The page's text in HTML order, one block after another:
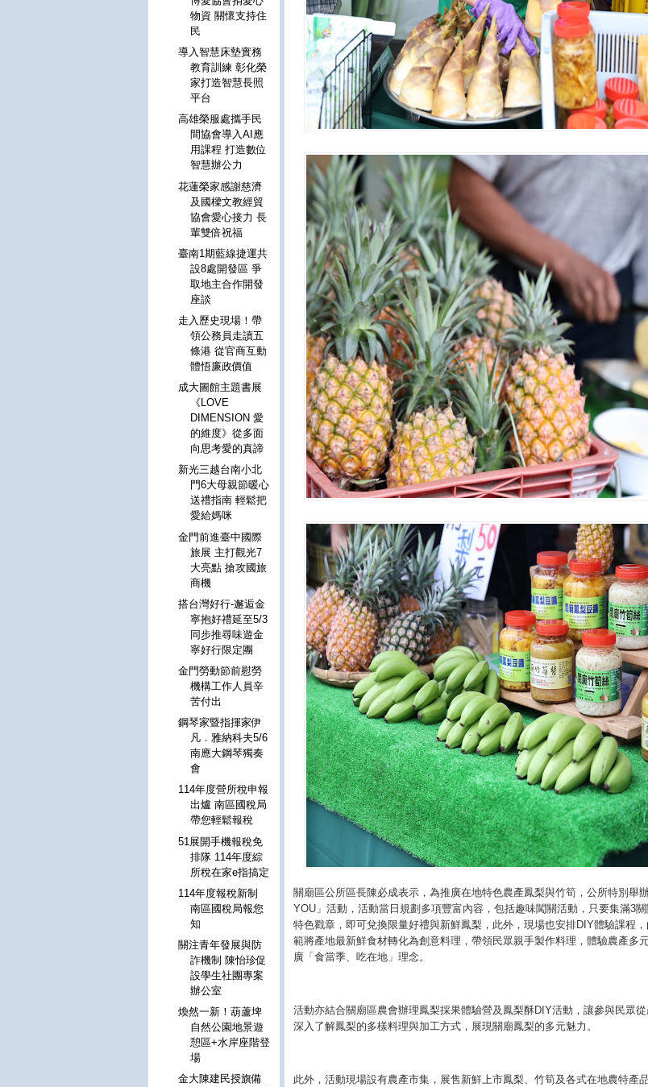
關廟區公所區長陳必成表示，為推廣在地特色農產鳳梨與竹筍，公所特別舉
YOU」活動，活動當日規劃多項豐富內容，包括趣味闖關活動，只要集滿3
特色戳章，即可兌換限量好禮與新鮮鳳梨，此外，現場也安排DIY體驗課程
範將產地最新鮮食材轉化為創意料理，帶領民眾親手製作料理，體驗農產多
廣「食當季、吃在地」理念。
活動亦結合關廟區農會辦理鳳梨採果體驗營及鳳梨酥DIY活動，讓參與民眾從
深入了解鳳梨的多樣料理與加工方式，展現關廟鳳梨的多元魅力。
此外，活動現場設有農產市集，展售新鮮上市鳳梨、竹筍及各式在地農特產
物資 關懷支持住
民
導入智慧床墊實務
教育訓練 彰化榮
家打造智慧長照
平台
高雄榮服處攜手民
間協會導入AI應
用課程 打造數位
智慧辦公力
花蓮榮家感謝慈濟
及國樑文教經貿
協會愛心接力 長
輩雙倍祝福
臺南1期藍線捷運共
設8處開發區 爭
取地主合作開發
座談
走入歷史現場！帶
領公務員走讀五
條港 從官商互動
體悟廉政價值
成大圖館主題書展
《LOVE
DIMENSION 愛
的維度》從多面
向思考愛的真諦
新光三越台南小北
門6大母親節暖心
送禮指南 輕鬆把
愛給媽咪
金門前進臺中國際
旅展 主打觀光7
大亮點 搶攻國旅
商機
搭台灣好行-邂逅金
寧抱好禮延至5/3
同步推尋味遊金
寧好行限定團
金門勞動節前慰勞
機構工作人員辛
苦付出
鋼琴家暨指揮家伊
凡．雅納科夫5/6
南應大鋼琴獨奏
會
114年度營所稅申報
出爐 南區國稅局
帶您輕鬆報稅
51展開手機報稅免
排隊 114年度綜
所稅在家e指搞定
114年度報稅新制
南區國稅局報您
知
關注青年發展與防
詐機制 陳怡珍促
設學生社團專案
辦公室
煥然一新！葫蘆埤
自然公園地景遊
憩區+水岸座階登
場
金大陳建民授旗備